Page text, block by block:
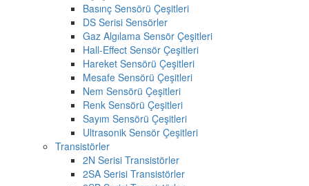
Basınç Sensörü Çeşitleri
DS Serisi Sensörler
Gaz Algılama Sensör Çeşitleri
Hall-Effect Sensör Çeşitleri
Hareket Sensörü Çeşitleri
Mesafe Sensörü Çeşitleri
Nem Sensörü Çeşitleri
Renk Sensörü Çeşitleri
Sayım Sensörü Çeşitleri
Ultrasonik Sensör Çeşitleri
Transistörler
2N Serisi Transistörler
2SA Serisi Transistörler